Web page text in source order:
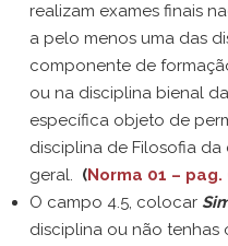
realizam exames finais
a pelo menos uma das
componente de
ou na disciplina bienal
específica objeto de
disciplina de Filosofia
geral. (Norma 01 –
O campo 4.5, colocar
disciplina ou não